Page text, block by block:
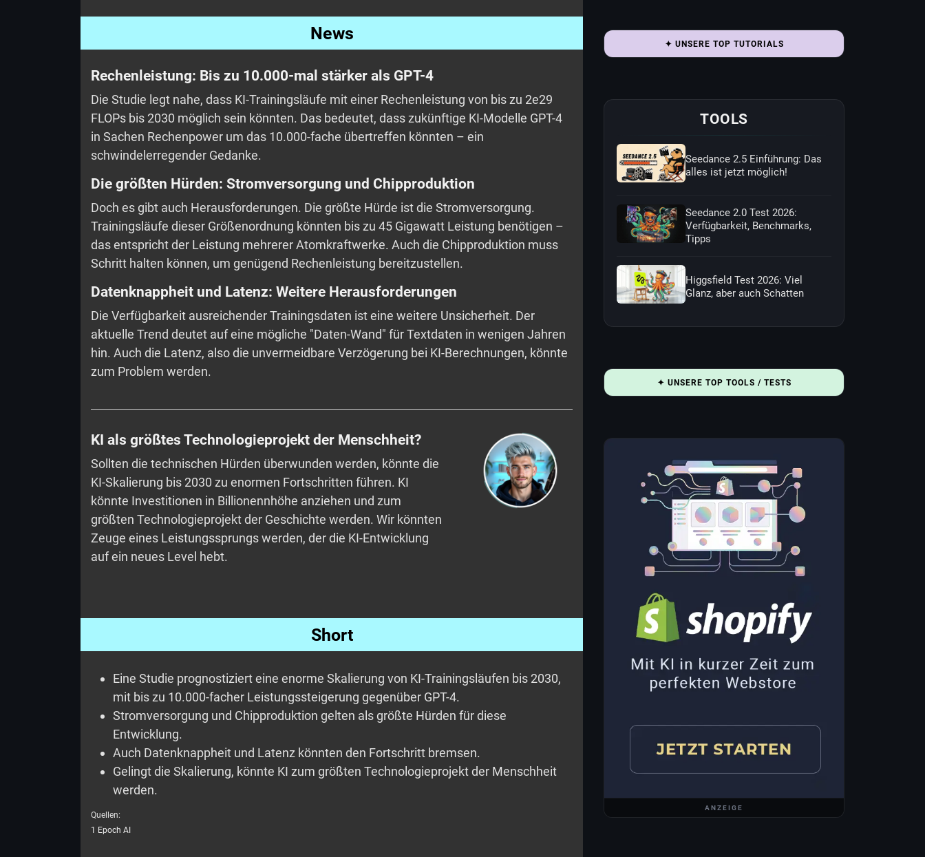
News
Rechenleistung: Bis zu 10.000-mal stärker als GPT-4
Die Studie legt nahe, dass KI-Trainingsläufe mit einer Rechenleistung von bis zu 2e29
FLOPs bis 2030 möglich sein könnten. Das bedeutet, dass zukünftige KI-Modelle GPT-4
in Sachen Rechenpower um das 10.000-fache übertreffen könnten – ein
schwindelerregender Gedanke.
Die größten Hürden: Stromversorgung und Chipproduktion
Doch es gibt auch Herausforderungen. Die größte Hürde ist die Stromversorgung.
Trainingsläufe dieser Größenordnung könnten bis zu 45 Gigawatt Leistung benötigen –
das entspricht der Leistung mehrerer Atomkraftwerke. Auch die Chipproduktion muss
Schritt halten können, um genügend Rechenleistung bereitzustellen.
Datenknappheit und Latenz: Weitere Herausforderungen
Die Verfügbarkeit ausreichender Trainingsdaten ist eine weitere Unsicherheit. Der
aktuelle Trend deutet auf eine mögliche "Daten-Wand" für Textdaten in wenigen Jahren
hin. Auch die Latenz, also die unvermeidbare Verzögerung bei KI-Berechnungen, könnte
zum Problem werden.
KI als größtes Technologieprojekt der Menschheit?
Sollten die technischen Hürden überwunden werden, könnte die
KI-Skalierung bis 2030 zu enormen Fortschritten führen. KI
könnte Investitionen in Billionennhöhe anziehen und zum
größten Technologieprojekt der Geschichte werden. Wir könnten
Zeuge eines Leistungssprungs werden, der die KI-Entwicklung
auf ein neues Level hebt.
Short
Eine Studie prognostiziert eine enorme Skalierung von KI-Trainingsläufen bis 2030,
mit bis zu 10.000-facher Leistungssteigerung gegenüber GPT-4.
Stromversorgung und Chipproduktion gelten als größte Hürden für diese
Entwicklung.
Auch Datenknappheit und Latenz könnten den Fortschritt bremsen.
Gelingt die Skalierung, könnte KI zum größten Technologieprojekt der Menschheit
werden.
Quellen:
1 Epoch AI
✦ UNSERE TOP TUTORIALS
TOOLS
Seedance 2.5 Einführung: Das
alles ist jetzt möglich!
Seedance 2.0 Test 2026:
Verfügbarkeit, Benchmarks,
Tipps
Higgsfield Test 2026: Viel
Glanz, aber auch Schatten
✦ UNSERE TOP TOOLS / TESTS
ANZEIGE